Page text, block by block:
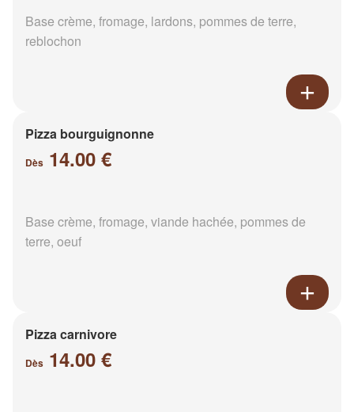
Base crème, fromage, lardons, pommes de terre,
reblochon
Pizza bourguignonne
Dès 14.00 €
Base crème, fromage, viande hachée, pommes de
terre, oeuf
Pizza carnivore
Dès 14.00 €